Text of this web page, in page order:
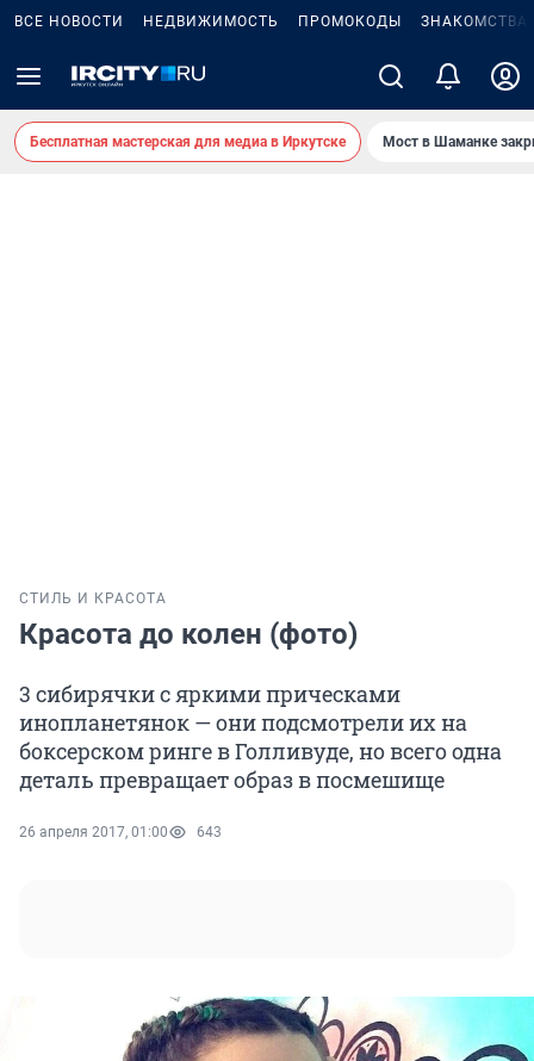
ВСЕ НОВОСТИ НЕДВИЖИМОСТЬ ПРОМОКОДЫ ЗНАКОМСТВА
Бесплатная мастерская для медиа в Иркутске Мост в Шаманке
СТИЛЬ И КРАСОТА
Красота до колен (фото)
3 сибирячки с яркими прическами
инопланетянок — они подсмотрели их на
боксерском ринге в Голливуде, но всего одна
деталь превращает образ в посмешище
26 апреля 2017, 01:00 643